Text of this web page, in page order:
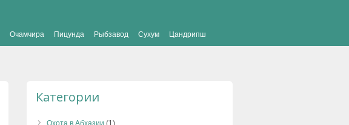
Очамчира Пицунда Рыбзавод Сухум Цандрипш
Категории
Охота в Абхазии (1)